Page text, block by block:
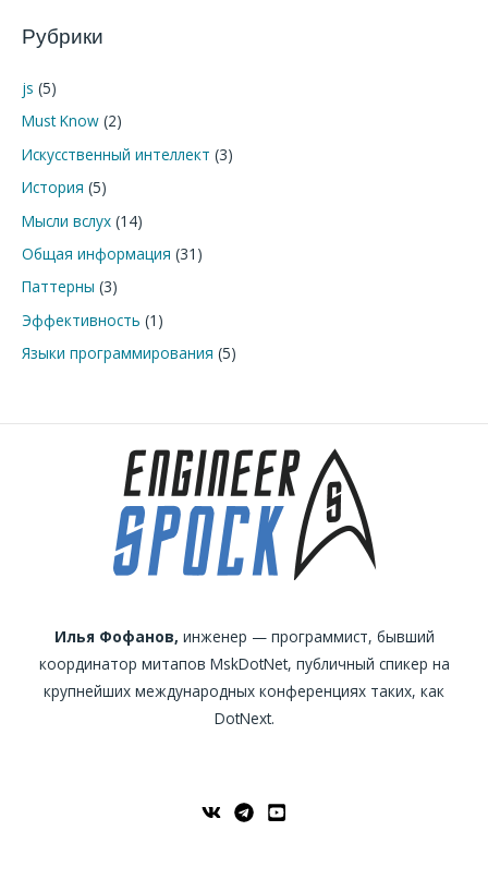
с
:
Рубрики
js (5)
Must Know (2)
Искусственный интеллект (3)
История (5)
Мысли вслух (14)
Общая информация (31)
Паттерны (3)
Эффективность (1)
Языки программирования (5)
Илья Фофанов, инженер — программист, бывший
координатор митапов MskDotNet, публичный спикер на
крупнейших международных конференциях таких, как
DotNext.